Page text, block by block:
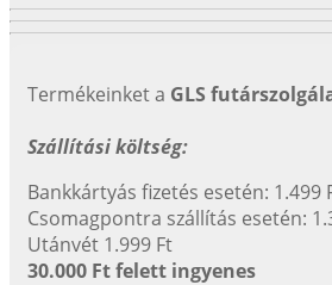
Termékeinket a GLS
Szállítási költség:
Bankkártyás fizetés esetén: 1.499
Csomagpontra szállítás esetén:
Utánvét 1.999 Ft
30.000 Ft felett ingyenes